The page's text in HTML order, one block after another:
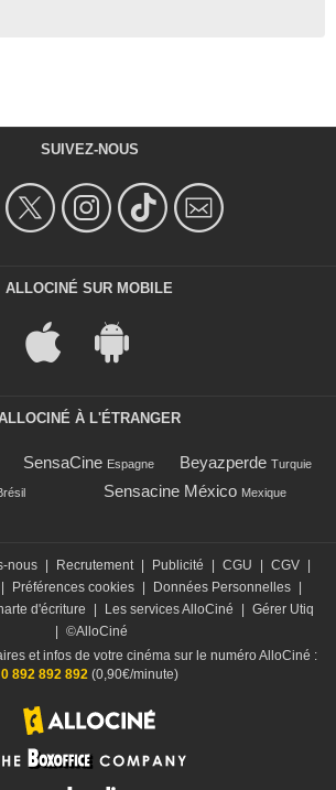
SUIVEZ-NOUS
ALLOCINÉ SUR MOBILE
À L'ÉTRANGER
SensaCine Espagne Beyazperde Turquie
Sensacine México Mexique
nous | Recrutement | Publicité | CGU | CGV |
| Préférences cookies | Données Personnelles |
d'écriture | Les services AlloCiné | Gérer Utiq
| ©AlloCiné
et infos de votre cinéma sur le numéro AlloCiné :
0 892 892 892(0,90€/minute)